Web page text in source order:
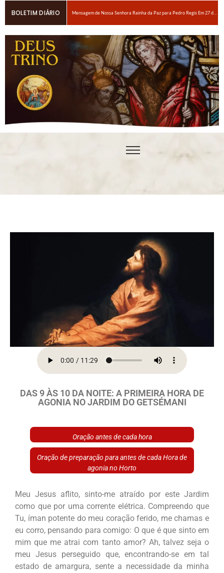
BOLETIM DIÁRIO
6 maneiras fáceis de orar se você estiver espiritualmente cansado
Oração para obter um amor ardente a Nosso Senhor Jesus Cristo
Em breve, grandes provações!Nossa Senhora Rainha do Rosário e da paz para Edson Glauber em 29 de novembro de 2020
Pedro – Escolha sempre a porta estreita
DAS 9 ÀS 10 DA NOITE: A PRIMEIRA HORA DE
AGONIA NO JARDIM DO GETSÉMANI
Oração antes de cada hora
Oração de preparação para antes de cada Hora de
agonia no Horto
Meu Jesus aflito, sinto-me atraído por este Jardim
como que por uma corrente elétrica. Compreendo que
Tu, íman potente do meu coração ferido, me chamas e
eu corro, pensando para comigo: O que é que sinto em
mim que me atrai com tanto amor? Ah, talvez seja o
meu Jesus perseguido que, encontrando-se em tal
estado de amargura, sente a necessidade da minha